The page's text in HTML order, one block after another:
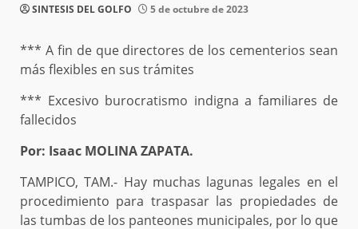
SINTESIS DEL GOLFO 5 de octubre de 2023
*** A fin de que directores de los cementerios sean
más flexibles en sus trámites
*** Excesivo burocratismo indigna a familiares de
fallecidos
Por: Isaac MOLINA ZAPATA.
TAMPICO, TAM.- Hay muchas lagunas legales en el
procedimiento para traspasar las propiedades de
las tumbas de los panteones municipales, por lo que